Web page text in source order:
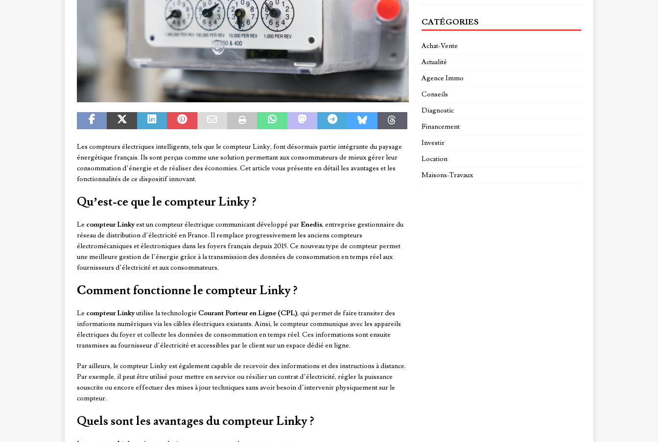
Les compteurs électriques intelligents, tels que le compteur Linky, font désormais partie intégrante du paysage
énergétique français. Ils sont perçus comme une solution permettant aux consommateurs de mieux gérer leur
consommation d’énergie et de réaliser des économies. Cet article vous présente en détail les avantages et les
fonctionnalités de ce dispositif innovant.
Qu’est-ce que le compteur Linky ?
Le compteur Linkyest un compteur électrique communicant développé par Enedis, entreprise gestionnaire du
réseau de distribution d’électricité en France. Il remplace progressivement les anciens compteurs
électromécaniques et électroniques dans les foyers français depuis 2015. Ce nouveau type de compteur permet
une meilleure gestion de l’énergie grâce à la transmission des données de consommation en temps réel aux
fournisseurs d’électricité et aux consommateurs.
Comment fonctionne le compteur Linky ?
Le compteur Linkyutilise la technologie Courant Porteur en Ligne (CPL), qui permet de faire transiter des
informations numériques via les câbles électriques existants. Ainsi, le compteur communique avec les appareils
électriques du foyer et collecte les données de consommation en temps réel. Ces informations sont ensuite
transmises au fournisseur d’électricité et accessibles par le client sur un espace dédié en ligne.
Par ailleurs, le compteur Linky est également capable de recevoir des informations et des instructions à distance.
Par exemple, il peut être utilisé pour mettre en service ou résilier un contrat d’électricité, régler la puissance
souscrite ou encore effectuer des mises à jour techniques sans avoir besoin d’intervenir physiquement sur le
compteur.
Quels sont les avantages du compteur Linky ?
CATÉGORIES
Achat-Vente
Actualité
Agence Immo
Conseils
Diagnostic
Financement
Investir
Location
Maisons-Travaux